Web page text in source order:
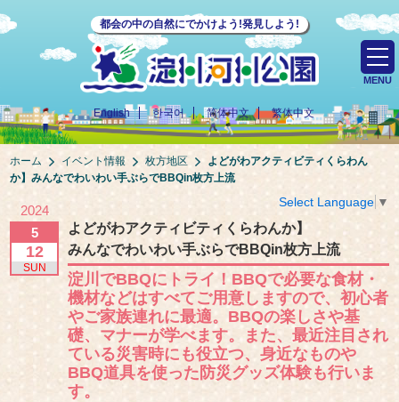
都会の中の自然にでかけよう!発見しよう!
English 한국어 简体中文 繁体中文
MENU
ホーム イベント情報 枚方地区
よどがわアクティビティくらわん
か】みんなでわいわい手ぶらでBBQin枚方上流
Select Language ▼
2024
5
12
SUN
よどがわアクティビティくらわんか】
みんなでわいわい手ぶらでBBQin枚方上流
淀川でBBQにトライ！BBQで必要な食材・
機材などはすべてご用意しますので、初心者
やご家族連れに最適。BBQの楽しさや基
礎、マナーが学べます。また、最近注目され
ている災害時にも役立つ、身近なものや
BBQ道具を使った防災グッズ体験も行いま
す。